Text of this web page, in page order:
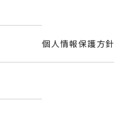
個人情報保護方針